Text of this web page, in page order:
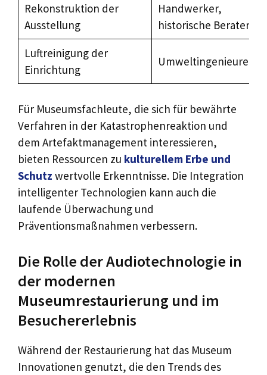
Rekonstruktion der
Ausstellung
Handwerker,
historische Berater
Luftreinigung der
Einrichtung
Umweltingenieure
Für Museumsfachleute, die sich für bewährte
Verfahren in der Katastrophenreaktion und
dem Artefaktmanagement interessieren,
bieten Ressourcen zu kulturellem Erbe und
Schutz wertvolle Erkenntnisse. Die Integration
intelligenter Technologien kann auch die
laufende Überwachung und
Präventionsmaßnahmen verbessern.
Die Rolle der Audiotechnologie in
der modernen
Museumrestaurierung und im
Besuchererlebnis
Während der Restaurierung hat das Museum
Innovationen genutzt, die den Trends des